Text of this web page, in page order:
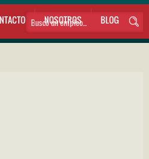
NOSOTROS BLOG